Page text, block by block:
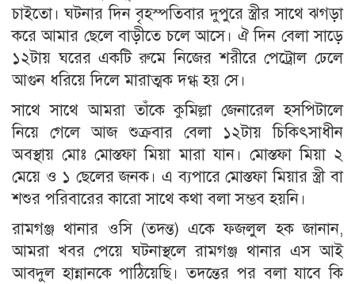
চাইতো। ঘটনার দিন বৃহস্পতিবার দুপুরে স্ত্রীর সাথে ঝগড়া
করে আমার ছেলে বাড়ীতে চলে আসে। ঐ দিন বেলা সাড়ে
১২টায় ঘরের একটি রুমে নিজের শরীরে পেট্রোল ঢেলে
আগুন ধরিয়ে দিলে মারাত্মক দগ্ধ হয় সে।
সাথে সাথে আমরা তাঁকে কুমিল্লা জেনারেল হসপিটালে
নিয়ে গেলে আজ শুক্রবার বেলা ১২টায় চিকিৎসাধীন
অবস্থায় মোঃ মোস্তফা মিয়া মারা যান। মোস্তফা মিয়া ২
মেয়ে ও ১ ছেলের জনক। এ ব্যপারে মোস্তফা মিয়ার স্ত্রী বা
শশুর পরিবারের কারো সাথে কথা বলা সম্ভব হয়নি।
রামগঞ্জ থানার ওসি (তদন্ত) একে ফজলুল হক জানান,
আমরা খবর পেয়ে ঘটনাস্থলে রামগঞ্জ থানার এস আই
আবদুল হান্নানকে পাঠিয়েছি। তদন্তের পর বলা যাবে কি